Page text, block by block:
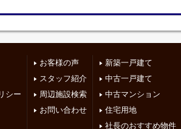
シー
お客様の声
スタッフ紹介
周辺施設検索
お問い合わせ
新築一戸建て
中古一戸建て
中古マンション
住宅用地
社長のおすすめ物件